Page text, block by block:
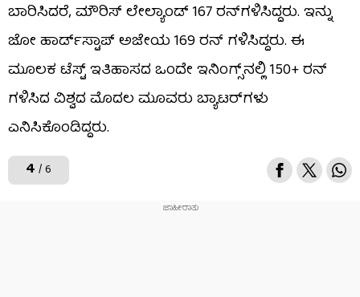
ಬಾರಿಸಿದರೆ, ಮೌರಿಸ್ ಲೇಲ್ಯಾಂಡ್ 167 ರನ್​ಗಳಿಸಿದ್ದರು. ಇನ್ನು
ಜೋ ಹಾರ್ಡ್​ಸ್ಟಾಪ್ ಅಜೇಯ 169 ರನ್​ ಗಳಿಸಿದ್ದರು. ಈ
ಮೂಲಕ ಟೆಸ್ಟ್ ಇತಿಹಾಸದ ಒಂದೇ ಇನಿಂಗ್ಸ್​ನಲ್ಲಿ 150+ ರನ್​
ಗಳಿಸಿದ ವಿಶ್ವದ ಮೊದಲ ಮೂವರು ಬ್ಯಾಟರ್​​ಗಳು
ಎನಿಸಿಕೊಂಡಿದ್ದರು.
4 / 6